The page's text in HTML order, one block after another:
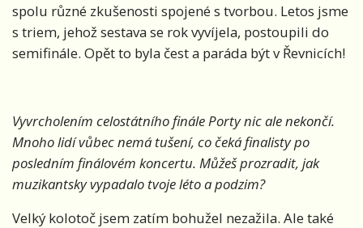
spolu různé zkušenosti spojené s tvorbou. Letos jsme
s triem, jehož sestava se rok vyvíjela, postoupili do
semifinále. Opět to byla čest a paráda být v Řevnicích!
Vyvrcholením celostátního finále Porty nic ale nekončí.
Mnoho lidí vůbec nemá tušení, co čeká finalisty po
posledním finálovém koncertu. Můžeš prozradit, jak
muzikantsky vypadalo tvoje léto a podzim?
Velký kolotoč jsem zatím bohužel nezažila. Ale také